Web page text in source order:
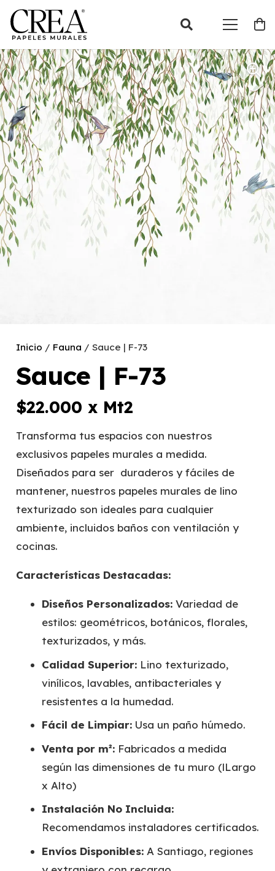
Inicio / Fauna / Sauce | F-73
Sauce | F-73
$22.000 x Mt2
Transforma tus espacios con nuestros
exclusivos papeles murales a medida.
Diseñados para ser duraderos y fáciles de
mantener, nuestros papeles murales de lino
texturizado son ideales para cualquier
ambiente, incluidos baños con ventilación y
cocinas.
Características Destacadas:
Diseños Personalizados: Variedad de
estilos: geométricos, botánicos, florales,
texturizados, y más.
Calidad Superior: Lino texturizado,
vinílicos, lavables, antibacteriales y
resistentes a la humedad.
Fácil de Limpiar: Usa un paño húmedo.
Venta por m²: Fabricados a medida
según las dimensiones de tu muro (lLargo
x Alto)
Instalación No Incluida:
Recomendamos instaladores certificados.
Envíos Disponibles: A Santiago, regiones